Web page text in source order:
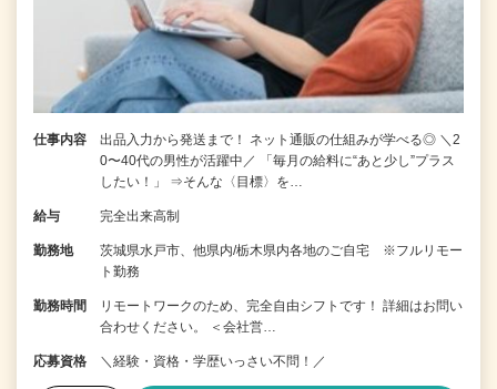
仕事内容
出品入力から発送まで！ ネット通販の仕組みが学べる◎ ＼2
0〜40代の男性が活躍中／ 「毎月の給料に“あと少し”プラス
したい！」 ⇒そんな〈目標〉を…
給与 完全出来高制
勤務地
茨城県水戸市、他県内/栃木県内各地のご自宅 ※フルリモー
ト勤務
勤務時間
リモートワークのため、完全自由シフトです！ 詳細はお問い
合わせください。 ＜会社営…
応募資格 ＼経験・資格・学歴いっさい不問！／